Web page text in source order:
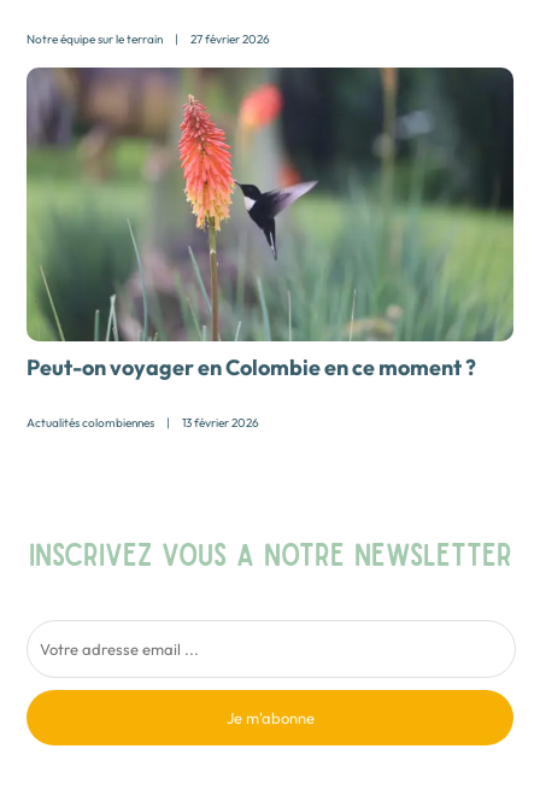
Notre équipe sur le terrain | 27 février 2026
Peut-on voyager en Colombie en ce moment ?
Actualités colombiennes | 13 février 2026
INSCRIVEZ VOUS A NOTRE NEWSLETTER
Je m'abonne